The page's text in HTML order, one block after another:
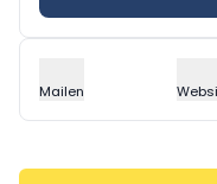
Mailen